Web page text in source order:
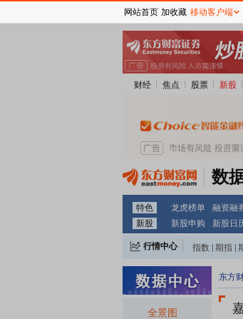
财经 焦点 股票 新股
数
特色 龙虎榜单 融资融
新股
新股申购 新股日
行情中心 指数 期指
全景图
东方
网站首页 加收藏 移动客户端